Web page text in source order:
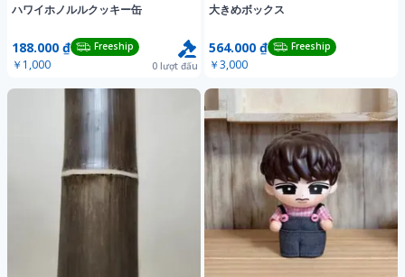
ハワイホノルルクッキー缶
188.000 ₫ Freeship
￥1,000 0 lượt đấu
大きめボックス
564.000 ₫ Freeship
￥3,000